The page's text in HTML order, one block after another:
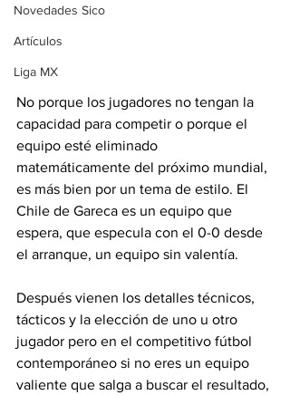
Novedades Sico
Artículos
Liga MX
No porque los jugadores no tengan la
capacidad para competir o porque el
equipo esté eliminado
matemáticamente del próximo mundial,
es más bien por un tema de estilo. El
Chile de Gareca es un equipo que
espera, que especula con el 0-0 desde
el arranque, un equipo sin valentía.
Después vienen los detalles técnicos,
tácticos y la elección de uno u otro
jugador pero en el competitivo fútbol
contemporáneo si no eres un equipo
valiente que salga a buscar el resultado,